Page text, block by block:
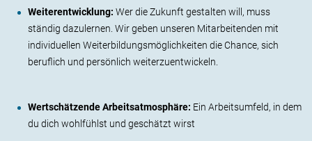
Weiterentwicklung: Wer die Zukunft gestalten will, muss
ständig dazulernen. Wir geben unseren Mitarbeitenden mit
individuellen Weiterbildungsmöglichkeiten die Chance, sich
beruflich und persönlich weiterzuentwickeln.
Wertschätzende Arbeitsatmosphäre: Ein Arbeitsumfeld, in dem
du dich wohlfühlst und geschätzt wirst